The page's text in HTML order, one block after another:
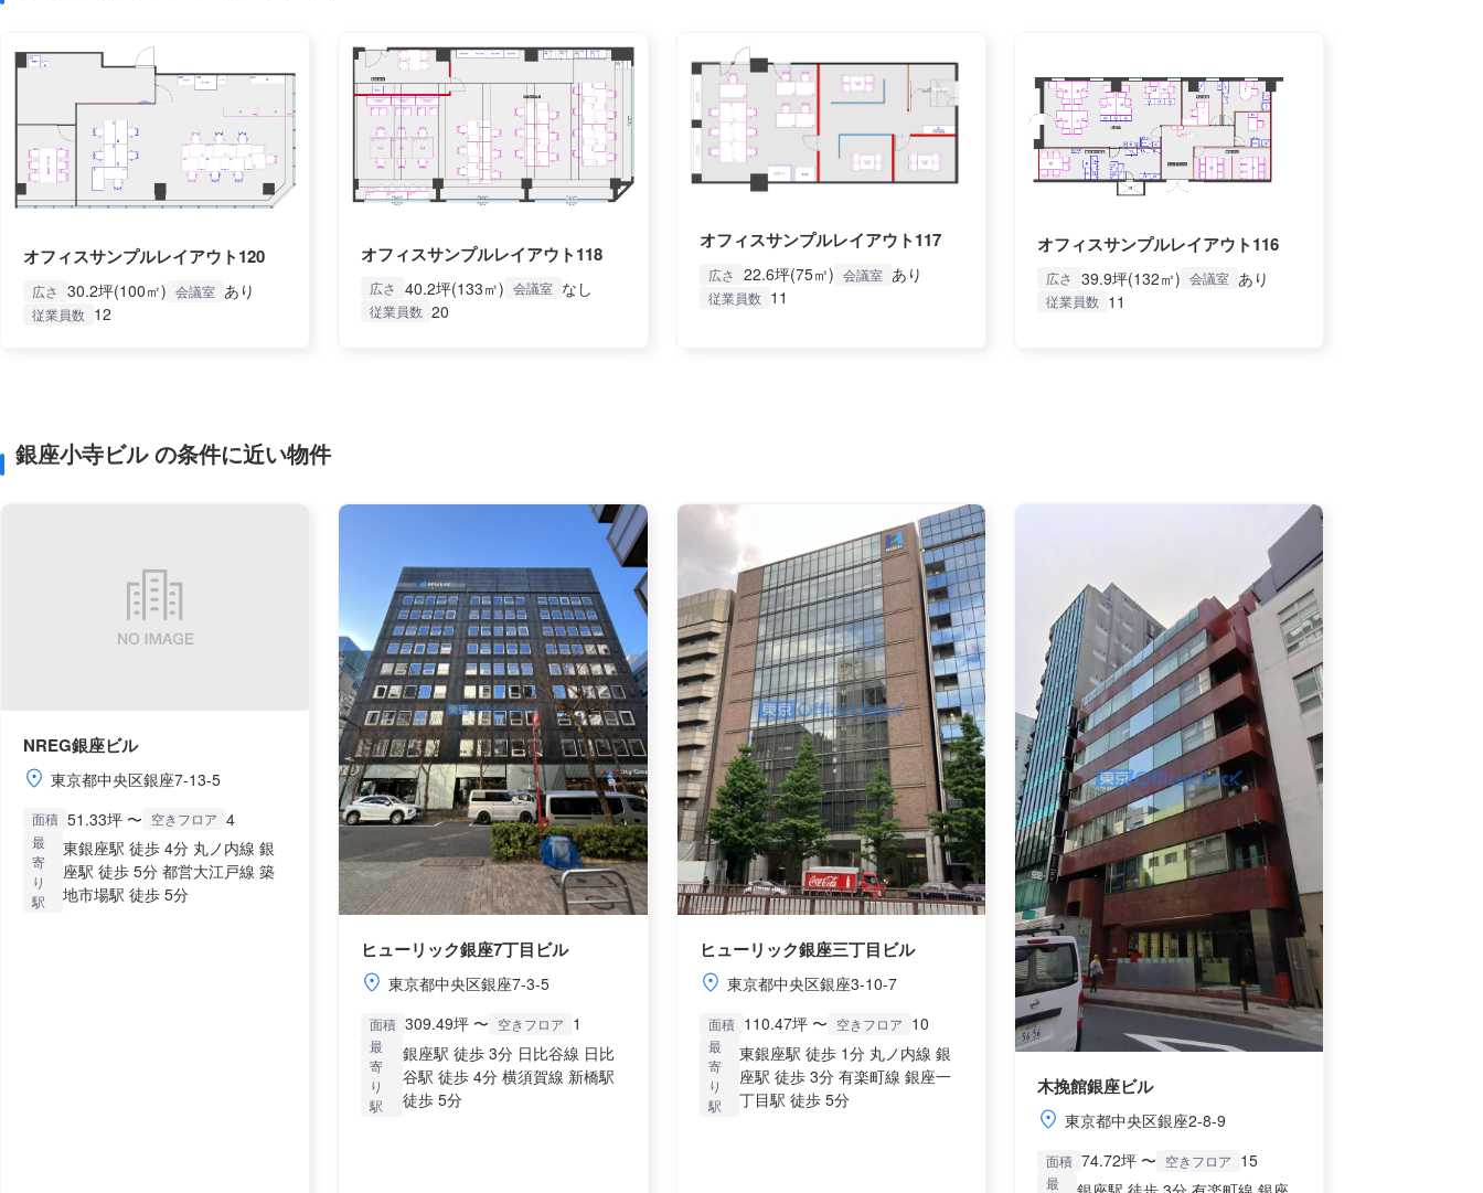
オフィスサンプルレイアウト120
広さ 30.2坪(100㎡) 会議室 あり
従業員数 12
オフィスサンプルレイアウト118
広さ 40.2坪(133㎡) 会議室 なし
従業員数 20
オフィスサンプルレイアウト117
広さ 22.6坪(75㎡) 会議室 あり
従業員数 11
オフィスサンプルレイアウト116
広さ 39.9坪(132㎡) 会議室 あり
従業員数 11
銀座小寺ビル の条件に近い物件
NREG銀座ビル
東京都中央区銀座7-13-5
面積 51.33坪 〜 空きフロア 4
最
寄
り
駅
東銀座駅 徒歩 4分 丸ノ内線 銀
座駅 徒歩 5分 都営大江戸線 築
地市場駅 徒歩 5分
ヒューリック銀座7丁目ビル
東京都中央区銀座7-3-5
面積 309.49坪 〜 空きフロア 1
最
寄
り
駅
銀座駅 徒歩 3分 日比谷線 日比
谷駅 徒歩 4分 横須賀線 新橋駅
徒歩 5分
ヒューリック銀座三丁目ビル
東京都中央区銀座3-10-7
面積 110.47坪 〜 空きフロア 10
最
寄
り
駅
東銀座駅 徒歩 1分 丸ノ内線 銀
座駅 徒歩 3分 有楽町線 銀座一
丁目駅 徒歩 5分
木挽館銀座ビル
東京都中央区銀座2-8-9
面積 74.72坪 〜 空きフロア 15
最